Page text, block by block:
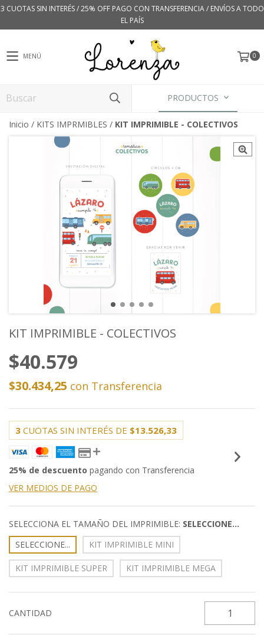
3 CUOTAS SIN INTERÉS / 25% OFF PAGO CON TRANSFERENCIA / ENVÍOS A TODO
EL PAÍS
MENÚ 0
PRODUCTOS
Inicio / KITS IMPRMIBLES / KIT IMPRIMIBLE - COLECTIVOS
KIT IMPRIMIBLE - COLECTIVOS
$40.579
$30.434,25 con Transferencia
3 CUOTAS SIN INTERÉS DE $13.526,33
25% de descuento pagando con Transferencia
VER MEDIOS DE PAGO
SELECCIONA EL TAMAÑO DEL IMPRIMIBLE: SELECCIONE...
SELECCIONE...
KIT IMPRIMIBLE MINI
KIT IMPRIMIBLE SUPER KIT IMPRIMIBLE MEGA
CANTIDAD